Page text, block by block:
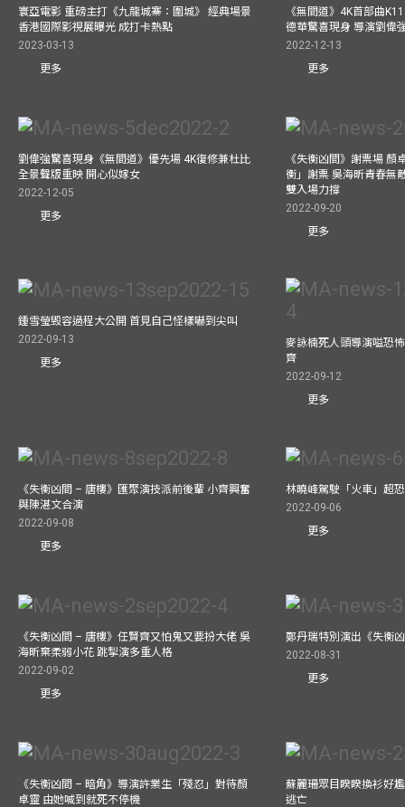
寰亞電影 重磅主打《九龍城寨：圍城》 經典場景
香港國際影視展曝光 成打卡熱點
2023-03-13
更多
《無間道》4K首部曲
德華驚喜現身 導演劉偉
2022-12-13
更多
劉偉強驚喜現身《無間道》優先場 4K復修兼杜比
全景聲版重映 開心似嫁女
2022-12-05
更多
《失衡凶間》謝票場 顏
衡」謝票 吳海昕青春無
雙入場力撐
2022-09-20
更多
鍾雪瑩毁容過程大公開 首見自己怪樣嚇到尖叫
2022-09-13
更多
麥詠楠死人頭導演嗌恐
齊
2022-09-12
更多
《失衡凶間 – 唐樓》匯聚演技派前後輩 小齊興奮
與陳湛文合演
2022-09-08
更多
林曉峰駕駛「火車」超
2022-09-06
更多
《失衡凶間 – 唐樓》任賢齊又怕鬼又要扮大佬 吳
海昕棄柔弱小花 跳掣演多重人格
2022-09-02
更多
鄭丹瑞特別演出《失衡
2022-08-31
更多
《失衡凶間 – 暗角》導演許業生「殘忍」對待顏
卓靈 由她喊到就死不停機
蘇麗珊眾目睽睽換衫好
逃亡